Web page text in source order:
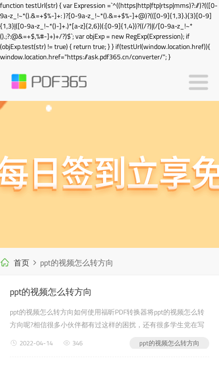
function testUrl(str) { var Expression =`^((https|http|ftp|rtsp|mms)?://)?(([0-
9a-z_!~*().&=+$%-]+: )?[0-9a-z_!~*().&=+$%-]+@)?(([0-9]{1,3}.){3}[0-9]
{1,3}|([0-9a-z_!~*()-]+.)*[a-z]{2,6})(:[0-9]{1,4})?((/?)|(/[0-9a-z_!~*
().;?:@&=+$,%#-]+)+/?)$`; var objExp = new RegExp(Expression); if
(objExp.test(str) != true) { return true; } } if(testUrl(window.location.href)){
window.location.href="https://ask.pdf365.cn/converter/"; }
首页 ppt的视频怎么转方向
ppt的视频怎么转方向
ppt的视频怎么转方向如何使用福昕PDF转换器将ppt的视频怎么转
方向呢?相信很多小伙伴都有过这样的困扰，还有很多学生党在写
ppt的视频怎么转方向
2022-04-14 346